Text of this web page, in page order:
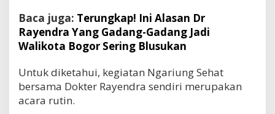
Baca juga: Terungkap! Ini Alasan Dr
Rayendra Yang Gadang-Gadang Jadi
Walikota Bogor Sering Blusukan
Untuk diketahui, kegiatan Ngariung Sehat
bersama Dokter Rayendra sendiri merupakan
acara rutin.